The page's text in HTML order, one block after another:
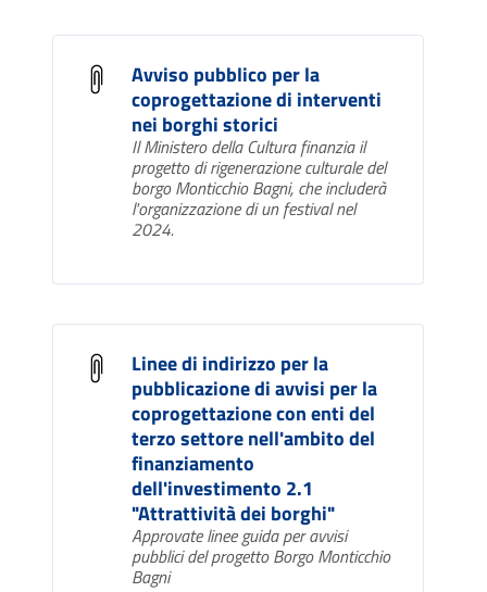
Avviso pubblico per la
coprogettazione di interventi
nei borghi storici
Il Ministero della Cultura finanzia il
progetto di rigenerazione culturale del
borgo Monticchio Bagni, che includerà
l'organizzazione di un festival nel
2024.
Linee di indirizzo per la
pubblicazione di avvisi per la
coprogettazione con enti del
terzo settore nell'ambito del
finanziamento
dell'investimento 2.1
"Attrattività dei borghi"
Approvate linee guida per avvisi
pubblici del progetto Borgo Monticchio
Bagni